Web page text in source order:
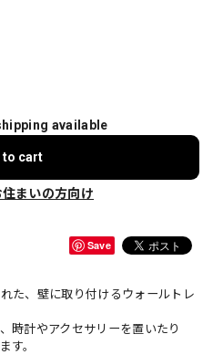
available
to cart
住まいの方向け
Save
た、壁に取り付けるウォールトレ
時計やアクセサリーを置いたり
す。